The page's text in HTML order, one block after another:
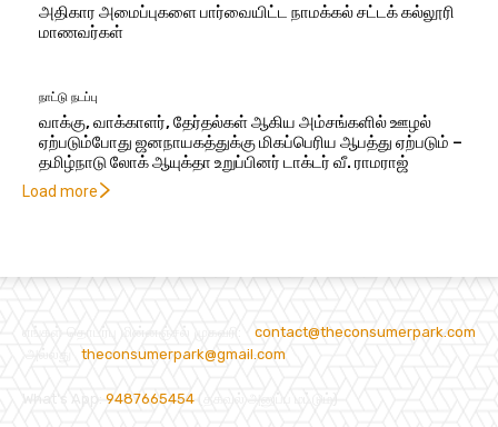
அதிகார அமைப்புகளை பார்வையிட்ட நாமக்கல் சட்டக் கல்லூரி
மாணவர்கள்
நாட்டு நடப்பு
வாக்கு, வாக்காளர், தேர்தல்கள் ஆகிய அம்சங்களில் ஊழல்
ஏற்படும்போது ஜனநாயகத்துக்கு மிகப்பெரிய ஆபத்து ஏற்படும் –
தமிழ்நாடு லோக் ஆயுக்தா உறுப்பினர் டாக்டர் வீ. ராமராஜ்
Load more
contact@theconsumerpark.com
theconsumerpark@gmail.com
9487665454